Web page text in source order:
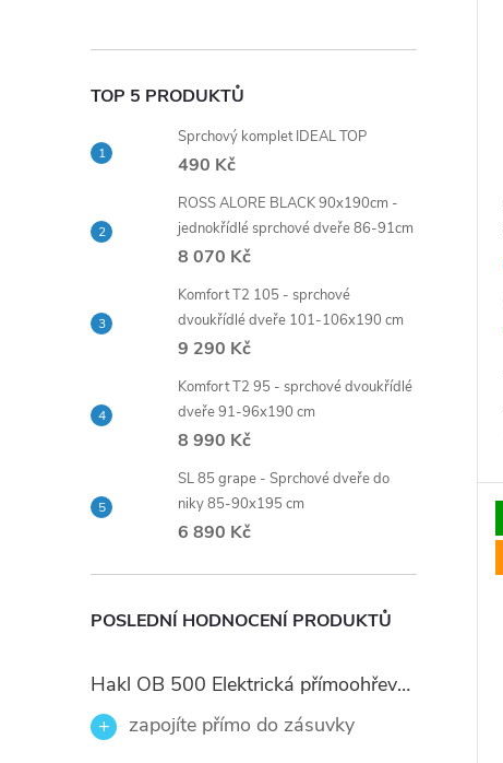
TOP 5 PRODUKTŮ
Sprchový komplet IDEAL TOP
490 Kč
ROSS ALORE BLACK 90x190cm -
jednokřídlé sprchové dveře 86-91cm
8 070 Kč
Komfort T2 105 - sprchové
dvoukřídlé dveře 101-106x190 cm
9 290 Kč
Komfort T2 95 - sprchové dvoukřídlé
dveře 91-96x190 cm
8 990 Kč
SL 85 grape - Sprchové dveře do
niky 85-90x195 cm
6 890 Kč
POSLEDNÍ HODNOCENÍ PRODUKTŮ
Hakl OB 500 Elektrická přímoohřevná vodovodní baterie, černé flexi ramínko
zapojíte přímo do zásuvky